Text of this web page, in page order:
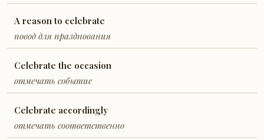
A reason to celebrate
повод для празднования
Celebrate the occasion
отмечать событие
Celebrate accordingly
отмечать соответственно